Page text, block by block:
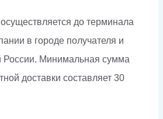
до терминала
в городе получателя и
России. Минимальная сумма
доставки составляет 30